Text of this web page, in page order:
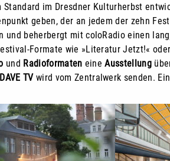
Standard im Dresdner Kulturherbst
geben, der an jedem der zehn
und beherbergt mit coloRadio einen
Formate wie »Literatur Jetzt!«
und Radioformaten eineAusstellung
DAVE TVwird vom Zentralwerk senden.